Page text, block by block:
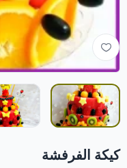
كيكة الفرفشة